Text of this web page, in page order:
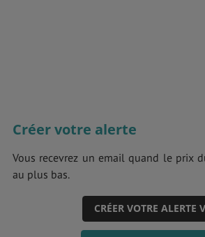
Créer votre alerte
Vous recevrez un email quand le prix
au plus bas.
CRÉER VOTRE ALERTE